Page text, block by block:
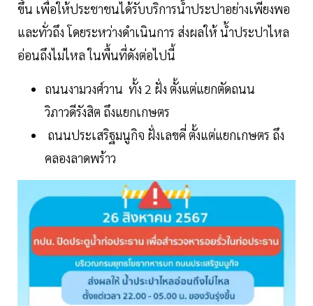
ขึ้น เพื่อให้ประชาชนได้รับบริการน้ำประปาอย่างเพียงพอ
และทั่วถึง โดยระหว่างดำเนินการ ส่งผลให้ น้ำประปาไหล
อ่อนถึงไม่ไหล ในพื้นที่ดังต่อไปนี้
ถนนงามวงศ์วาน ทั้ง 2 ฝั่ง ตั้งแต่แยกตัดถนน
วิภาวดีรังสิต ถึงแยกเกษตร
ถนนประเสริฐมนูกิจ ฝั่งเลขคี่ ตั้งแต่แยกเกษตร ถึง
คลองลาดพร้าว